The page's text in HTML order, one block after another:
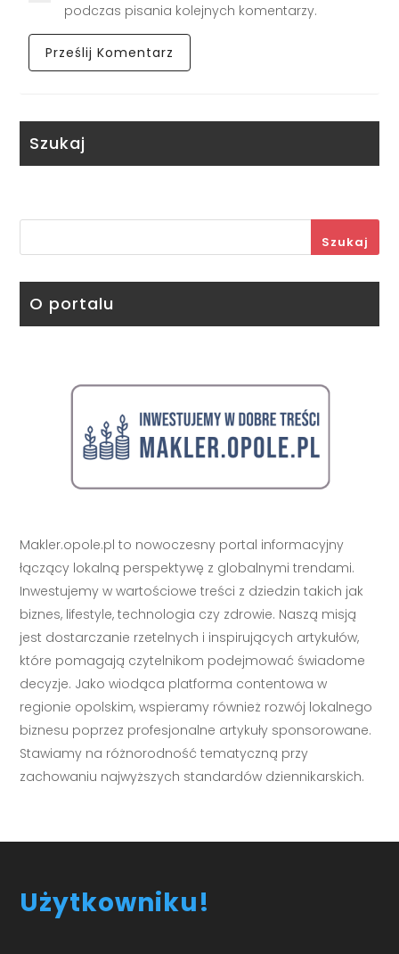
podczas pisania kolejnych komentarzy.
Szukaj
Szukaj
O portalu
Makler.opole.pl to nowoczesny portal informacyjny
łączący lokalną perspektywę z globalnymi trendami.
Inwestujemy w wartościowe treści z dziedzin takich jak
biznes, lifestyle, technologia czy zdrowie. Naszą misją
jest dostarczanie rzetelnych i inspirujących artykułów,
które pomagają czytelnikom podejmować świadome
decyzje. Jako wiodąca platforma contentowa w
regionie opolskim, wspieramy również rozwój lokalnego
biznesu poprzez profesjonalne artykuły sponsorowane.
Stawiamy na różnorodność tematyczną przy
zachowaniu najwyższych standardów dziennikarskich.
Użytkowniku!